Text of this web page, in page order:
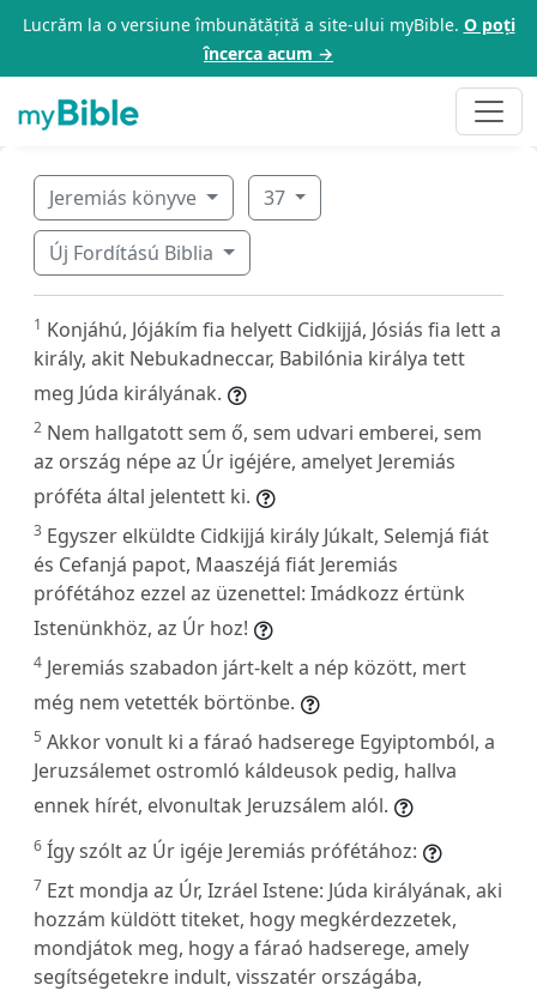
Lucrăm la o versiune îmbunătățită a site-ului myBible. O poți
încerca acum →
Jeremiás könyve 37
Új Fordítású Biblia
1 Konjáhú, Jójákím fia helyett Cidkijjá, Jósiás fia lett a
király, akit Nebukadneccar, Babilónia királya tett
meg Júda királyának.
2 Nem hallgatott sem ő, sem udvari emberei, sem
az ország népe az Úr igéjére, amelyet Jeremiás
próféta által jelentett ki.
3 Egyszer elküldte Cidkijjá király Júkalt, Selemjá fiát
és Cefanjá papot, Maaszéjá fiát Jeremiás
prófétához ezzel az üzenettel: Imádkozz értünk
Istenünkhöz, az Úr hoz!
4 Jeremiás szabadon járt-kelt a nép között, mert
még nem vetették börtönbe.
5 Akkor vonult ki a fáraó hadserege Egyiptomból, a
Jeruzsálemet ostromló káldeusok pedig, hallva
ennek hírét, elvonultak Jeruzsálem alól.
6 Így szólt az Úr igéje Jeremiás prófétához:
7 Ezt mondja az Úr, Izráel Istene: Júda királyának, aki
hozzám küldött titeket, hogy megkérdezzetek,
mondjátok meg, hogy a fáraó hadserege, amely
segítségetekre indult, visszatér országába,